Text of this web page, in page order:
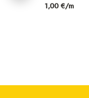
Prix
1,00 €/m